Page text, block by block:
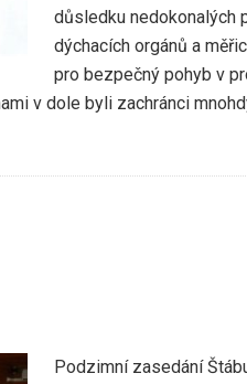
důsledku nedokonalých
dýchacích orgánů a
pro bezpečný pohyb v
v dole byli zachránci
Podzimní zasedání